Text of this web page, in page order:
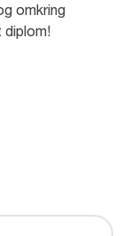
omkring
diplom!